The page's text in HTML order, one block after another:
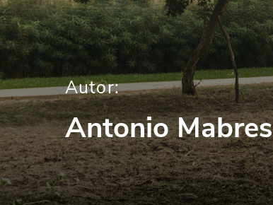
Autor:
Antonio Mabres